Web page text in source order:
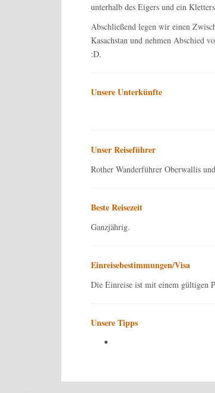
unterhalb des Eigers und ein
Abschließend legen wir einen
Kasachstan und nehmen Abschied
:D.
Unsere Unterkünfte
Unser Reiseführer
Rother Wanderführer Oberwallis
Beste Reisezeit
Ganzjährig.
Einreisebestimmungen/Visa
Die Einreise ist mit einem gültigen
Unsere Tipps